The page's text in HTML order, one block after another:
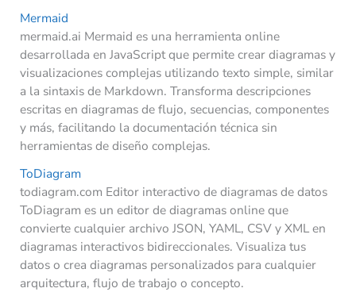
Mermaid
mermaid.ai Mermaid es una herramienta online
desarrollada en JavaScript que permite crear diagramas y
visualizaciones complejas utilizando texto simple, similar
a la sintaxis de Markdown. Transforma descripciones
escritas en diagramas de flujo, secuencias, componentes
y más, facilitando la documentación técnica sin
herramientas de diseño complejas.
ToDiagram
todiagram.com Editor interactivo de diagramas de datos
ToDiagram es un editor de diagramas online que
convierte cualquier archivo JSON, YAML, CSV y XML en
diagramas interactivos bidireccionales. Visualiza tus
datos o crea diagramas personalizados para cualquier
arquitectura, flujo de trabajo o concepto.